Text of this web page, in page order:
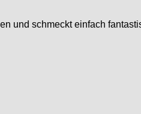
und schmeckt einfach